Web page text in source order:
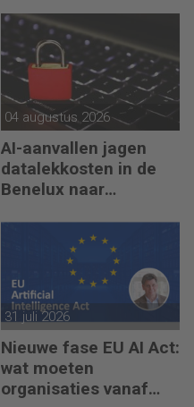
04 augustus 2026
AI-aanvallen jagen
datalekkosten in de
Benelux naar
31 juli 2026
Nieuwe fase EU AI Act:
wat moeten
organisaties vanaf